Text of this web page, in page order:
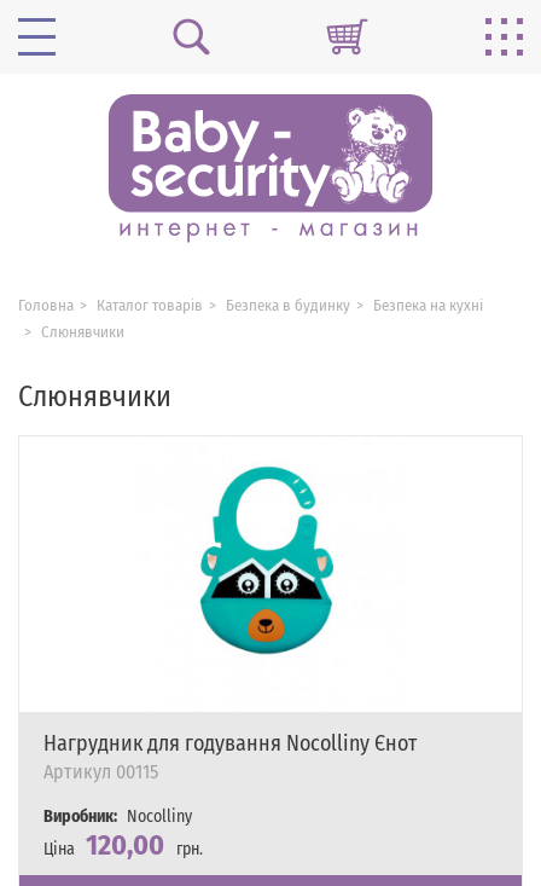
Головна Каталог товарів Безпека в будинку
Безпека на кухні
Слюнявчики
Слюнявчики
Нагрудник для годування Nocolliny Єнот
Артикул 00115
Виробник: Nocolliny
Ціна 120,00
грн.
Наявність
Є в наявності